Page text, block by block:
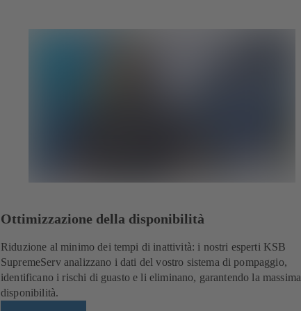
Ottimizzazione della disponibilità
Riduzione al minimo dei tempi di inattività: i nostri esperti KSB
SupremeServ analizzano i dati del vostro sistema di pompaggio,
identificano i rischi di guasto e li eliminano, garantendo la massima
disponibilità.